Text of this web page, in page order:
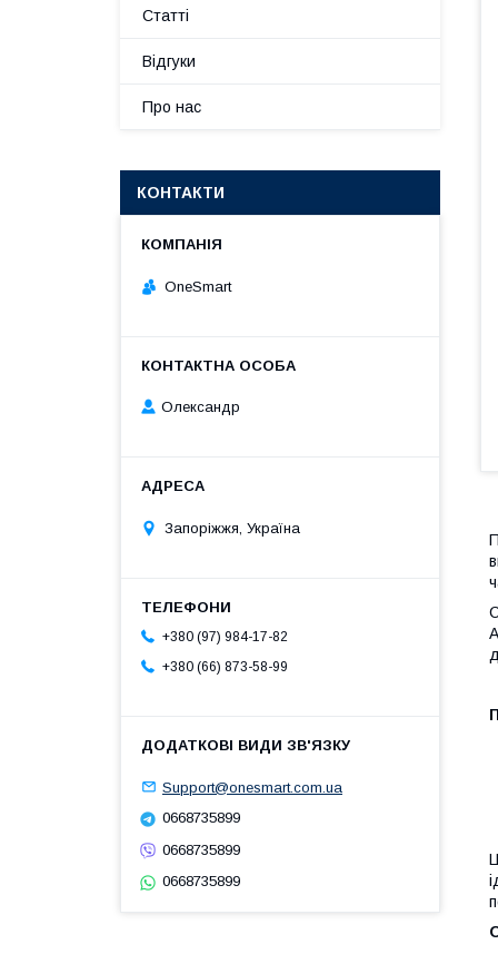
Статті
Відгуки
Про нас
КОНТАКТИ
OneSmart
Олександр
Запоріжжя, Україна
+380 (97) 984-17-82
+380 (66) 873-58-99
Support@onesmart.com.ua
0668735899
0668735899
0668735899